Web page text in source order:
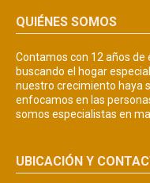
QUIÉNES SOMOS
Contamos con 12 años de
buscando el hogar
nuestro crecimiento haya
enfocamos en las
somos especialistas en
UBICACIÓN Y